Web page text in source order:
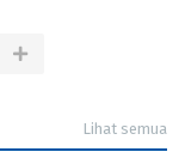
Lihat semua